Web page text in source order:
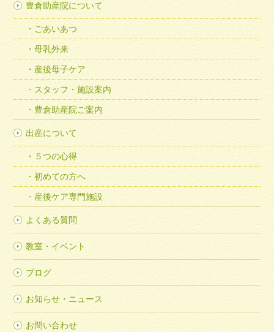
豊倉助産院について
ごあいあつ
母乳外来
産後母子ケア
スタッフ・施設案内
豊倉助産院ご案内
出産について
５つの心得
初めての方へ
産後ケア専門施設
よくある質問
教室・イベント
ブログ
お知らせ・ニュース
お問い合わせ